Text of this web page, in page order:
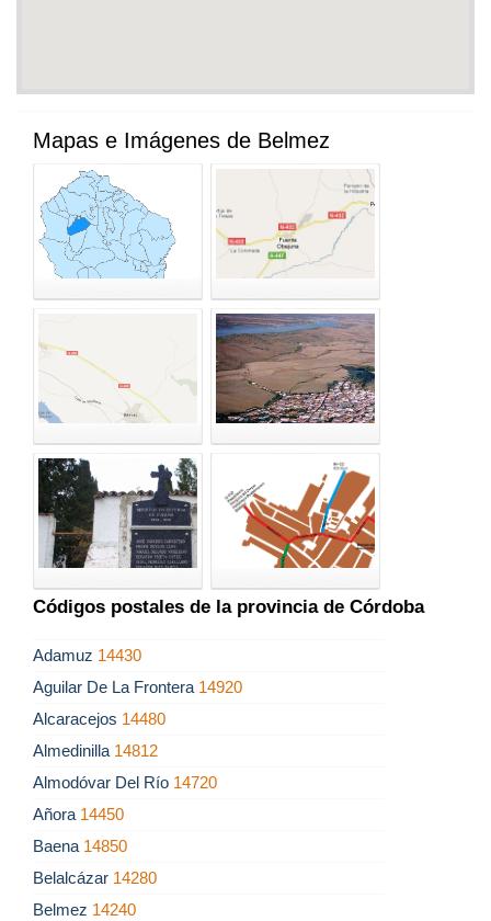
Mapas e Imágenes de Belmez
Códigos postales de la provincia de Córdoba
Adamuz 14430
Aguilar De La Frontera 14920
Alcaracejos 14480
Almedinilla 14812
Almodóvar Del Río 14720
Añora 14450
Baena 14850
Belalcázar 14280
Belmez 14240